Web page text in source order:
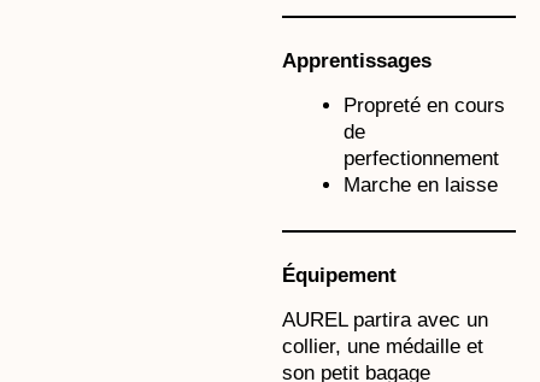
Apprentissages
Propreté en cours
de
perfectionnement
Marche en laisse
Équipement
AUREL partira avec un
collier, une médaille et
son petit bagage